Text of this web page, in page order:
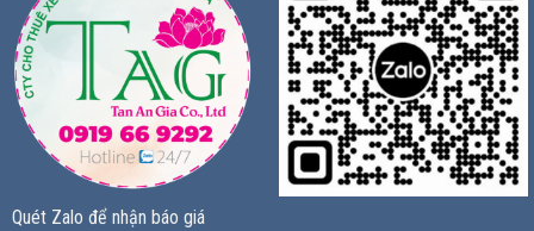
Quét Zalo để nhận báo giá